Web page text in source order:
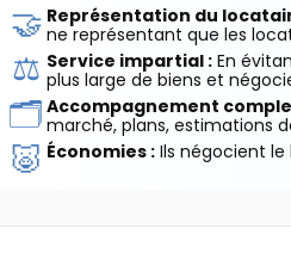
🤝 Représentation du
ne représentant que les
⚖️ Service impartial : En
plus large de biens et
🗂️ Accompagnement
marché, plans, estimations
🐷 Économies : Ils négocient